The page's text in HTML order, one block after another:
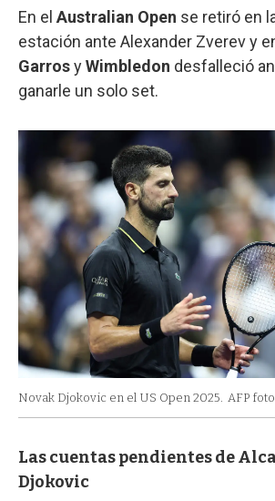
En el Australian Open se retiró en
estación ante Alexander Zverev y
GarrosyWimbledon desfalleció
ganarle un solo set.
Novak Djokovic en el US Open 2025. AFP
Las cuentas pendientes de
Djokovic